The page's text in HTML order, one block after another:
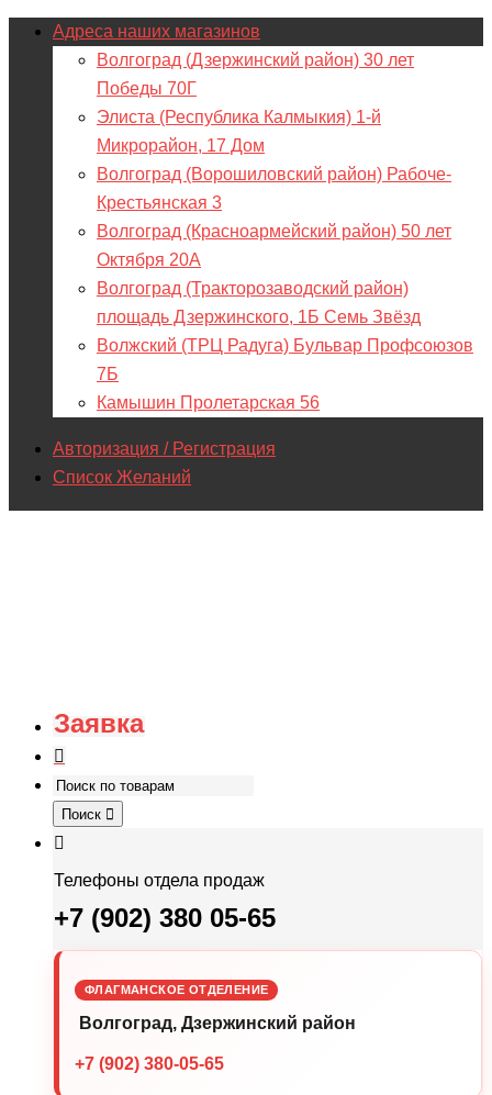
Адреса наших магазинов
Волгоград (Дзержинский район) 30 лет
Победы 70Г
Элиста (Республика Калмыкия) 1-й
Микрорайон, 17 Дом
Волгоград (Ворошиловский район) Рабоче-
Крестьянская 3
Волгоград (Красноармейский район) 50 лет
Октября 20А
Волгоград (Тракторозаводский район)
площадь Дзержинского, 1Б Семь Звёзд
Волжский (ТРЦ Радуга) Бульвар Профсоюзов
7Б
Камышин Пролетарская 56
Авторизация / Регистрация
Список Желаний
Заявка
Поиск
Телефоны отдела продаж
+7 (902) 380 05-65
ФЛАГМАНСКОЕ ОТДЕЛЕНИЕ
Волгоград, Дзержинский район
+7 (902) 380-05-65